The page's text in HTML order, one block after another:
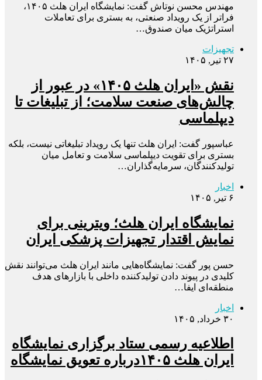
مهندس محسن نوتاش گفت: نمایشگاه ایران هلث ۱۴۰۵،
فراتر از یک رویداد صنعتی، به بستری برای تعاملات
استراتژیک میان صندوق…
تجهیزات
۲۷ تیر, ۱۴۰۵
نقش «ایران هلث ۱۴۰۵» در عبور از
چالش‌های صنعت سلامت؛ از تبلیغات تا
دیپلماسی
عباسپور گفت: ایران هلث تنها یک رویداد تبلیغاتی نیست، بلکه
بستری برای تقویت دیپلماسی سلامت و تعامل میان
تولیدکنندگان، سرمایه‌گذاران…
اخبار
۶ تیر, ۱۴۰۵
نمایشگاه ایران هلث؛ ویترینی برای
نمایش اقتدار تجهیزات پزشکی ایران
حسن پور گفت: نمایشگاه‌هایی مانند ایران هلث می‌توانند نقش
کلیدی در پیوند دادن تولیدکننده داخلی با بازارهای هدف
منطقه‌ای ایفا…
اخبار
۳۰ خرداد, ۱۴۰۵
اطلاعیه رسمی ستاد برگزاری نمایشگاه
ایران هلث ۱۴۰۵درباره تعویق نمایشگاه